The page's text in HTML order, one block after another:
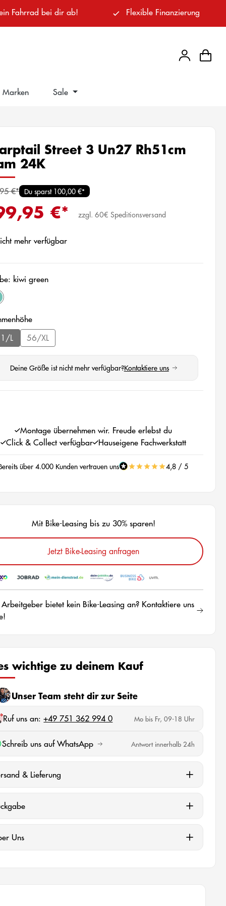
Fahrrad bei dir ab! Flexible Finanzierung
Marken Sale
Street 3 Un27 Rh51cm
24K
€* Du sparst 100,00 €*
€* zzgl. 60€ Speditionsversand
mehr verfügbar
kiwi green
greenOption ist zurzeit nicht verfügbar.)
auswählen
L
(Diese Option ist zurzeit nicht verfügbar.)
56/XL(Diese Option ist zurzeit nicht verfügbar.)
Deine Größe ist nicht mehr verfügbar?Kontaktiere uns
(öffnet in neuem Tab)
Montage übernehmen wir. Freude erlebst du
Click & Collect verfügbar Hauseigene Fachwerkstatt
über 4.000 Kunden vertrauen uns 4,8 / 5
Mit Bike-Leasing bis zu 30% sparen!
Jetzt Bike-Leasing anfragen
bietet kein Bike-Leasing an? Kontaktiere uns
wichtige zu deinem Kauf
Unser Team steht dir zur Seite
Ruf uns an:+49 751 362 994 0 Mo bis Fr, 09-18 Uhr
Schreib uns auf WhatsApp Antwort innerhalb 24h
& Lieferung
Uns